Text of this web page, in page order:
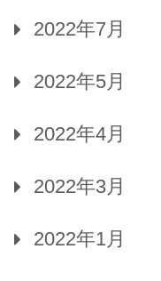
2022年7月
2022年5月
2022年4月
2022年3月
2022年1月